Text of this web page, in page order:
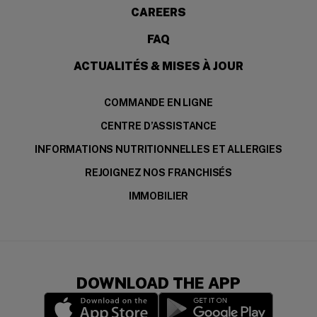
CAREERS
FAQ
ACTUALITÉS & MISES À JOUR
COMMANDE EN LIGNE
CENTRE D’ASSISTANCE
INFORMATIONS NUTRITIONNELLES ET ALLERGIES
REJOIGNEZ NOS FRANCHISÉS
IMMOBILIER
DOWNLOAD THE APP